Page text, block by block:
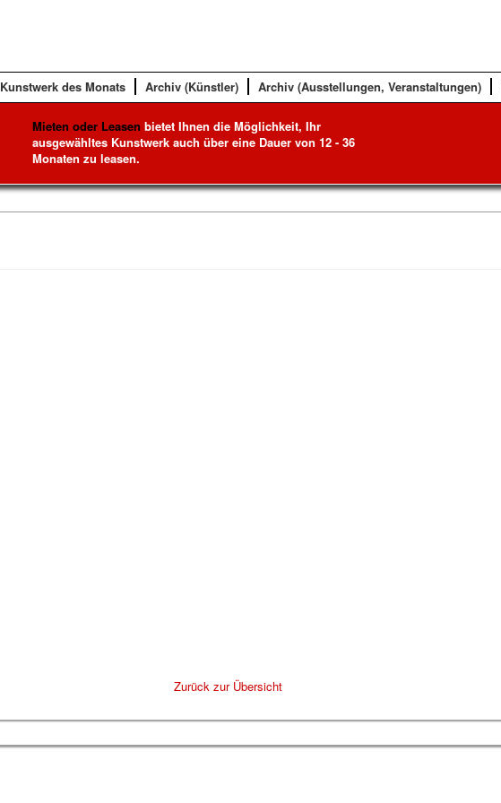
Kunstwerk des Monats Archiv (Künstler) Archiv (Ausstellungen, Veranstaltungen)
Mieten oder Leasen bietet Ihnen die Möglichkeit, Ihr
ausgewähltes Kunstwerk auch über eine Dauer von 12 - 36
Monaten zu leasen.
Zurück zur Übersicht